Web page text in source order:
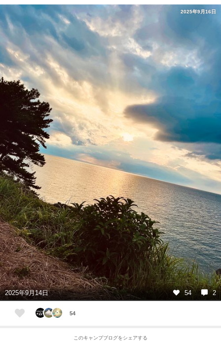
2025年9月16日
2025年9月14日 54 2
54
このキャンプブログをシェアする